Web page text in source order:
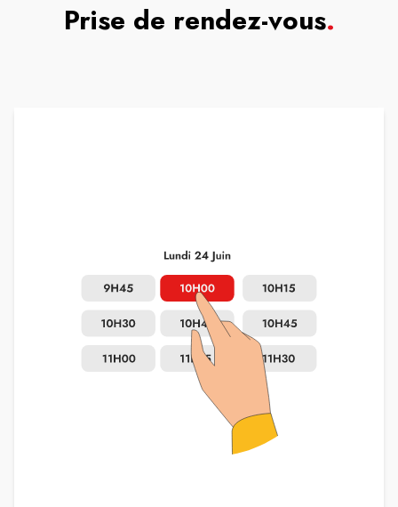
Prise de rendez-vous.